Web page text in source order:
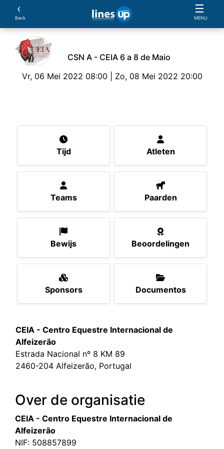
‹
Back
☰
MENU
CSN A - CEIA 6 a 8 de Maio
Vr, 06 Mei 2022 08:00 | Zo, 08 Mei 2022 20:00
Tijd Atleten
Teams Paarden
Bewijs Beoordelingen
Sponsors Documentos
CEIA - Centro Equestre Internacional de
Alfeizerão
Estrada Nacional nº 8 KM 89
2460-204 Alfeizerão, Portugal
Over de organisatie
CEIA - Centro Equestre Internacional de
Alfeizerão
NIF: 508857899